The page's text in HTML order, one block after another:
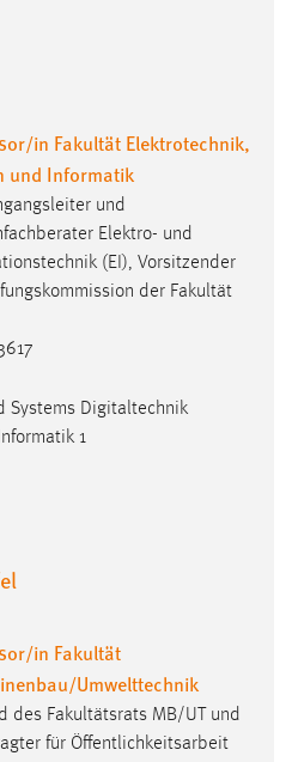
in Fakultät Elektrotechnik,
und Informatik
und
Elektro- und
(EI), Vorsitzender
der Fakultät
Systems Digitaltechnik
1
in Fakultät
Umwelttechnik
des Fakultätsrats MB/UT und
für Öffentlichkeitsarbeit